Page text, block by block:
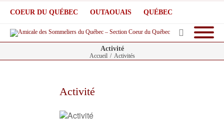
COEUR DU QUÉBEC OUTAOUAIS QUÉBEC
Activité
Accueil / Activités
Activité